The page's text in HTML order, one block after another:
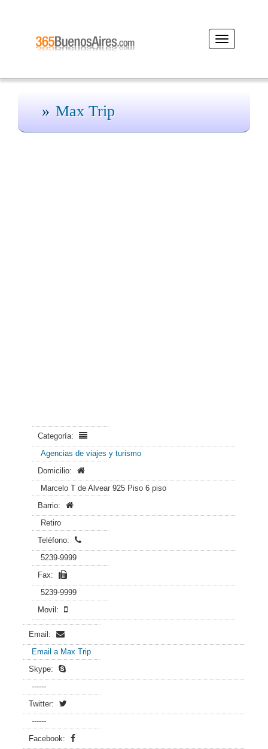
Desplegar
navegación
Max Trip
Categoría:
Agencias de viajes y turismo
Domicilio:
Marcelo T de Alvear 925 Piso 6 piso
Barrio:
Retiro
Teléfono:
5239-9999
Fax:
5239-9999
Movil:
Email:
Email a Max Trip
Skype:
------
Twitter:
------
Facebook: